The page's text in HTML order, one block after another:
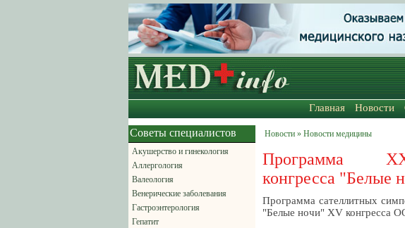
Главная Новости
Советы специалистов
Акушерство и гинекология
Аллергология
Валеология
Венерические заболевания
Гастроэнтерология
Гепатит
Новости » Новости медицины
Программа
конгресса "Белые
Программа сателлитных
"Белые ночи" XV конгресса